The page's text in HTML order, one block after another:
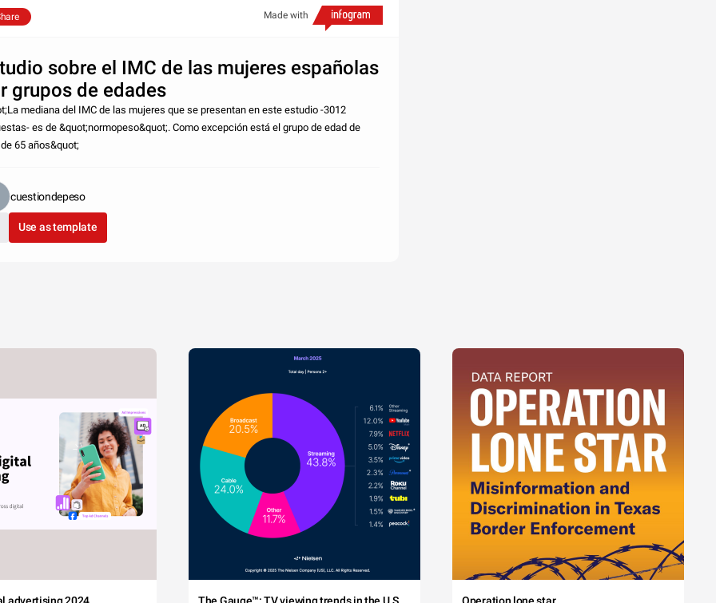
Made with
sobre el IMC de las mujeres españolas
grupos de edades
mediana del IMC de las mujeres que se presentan en este estudio -3012
es de &quot;normopeso&quot;. Como excepción está el grupo de edad de
65 años&quot;
cuestiondepeso
Use as template